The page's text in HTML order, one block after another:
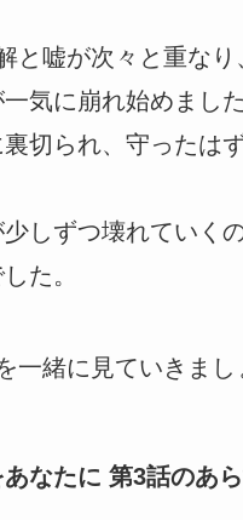
と嘘が次々と重なり
気に崩れ始めました
切られ、守ったは
しずつ壊れていく
た。
一緒に見ていきまし
なたに 第3話のあ